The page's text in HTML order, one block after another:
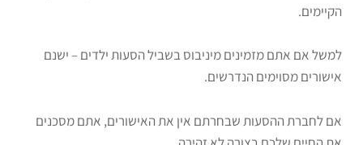
הקיימים.
למשל אם אתם מזמינים מיניבוס בשביל הסעות ילדים – ישנם
אישורים מסוימים הנדרשים.
אם לחברת ההסעות שבחרתם אין את האישורים, אתם מסכנים